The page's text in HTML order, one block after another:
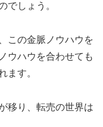
でしょう。
この金脈ノウハウを
ウハウを合わせても
ます。
移り、転売の世界は